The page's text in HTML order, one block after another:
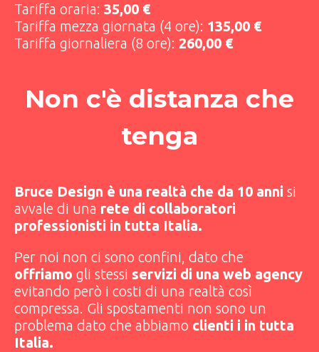
Tariffa oraria: 35,00 €
Tariffa mezza giornata (4 ore): 135,00 €
Tariffa giornaliera (8 ore): 260,00 €
Non c'è distanza che
tenga
Bruce Design è una realtà che da 10 anni si
avvale di una rete di collaboratori
professionisti in tutta Italia.
Per noi non ci sono confini, dato che
offriamo gli stessi servizi di una web agency
evitando però i costi di una realtà così
compressa. Gli spostamenti non sono un
problema dato che abbiamo clienti i in tutta
Italia.